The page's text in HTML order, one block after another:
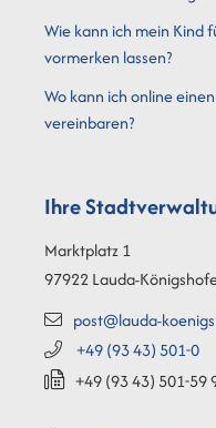
Wie kann ich mein Kind
vormerken lassen?
Wo kann ich online
vereinbaren?
Ihre
Marktplatz 1
97922Lauda-
post@lauda-
+49 (9343) 501-0
+49 (9343) 501-59